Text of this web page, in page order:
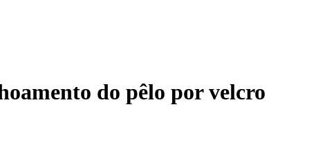
do pêlo por velcro